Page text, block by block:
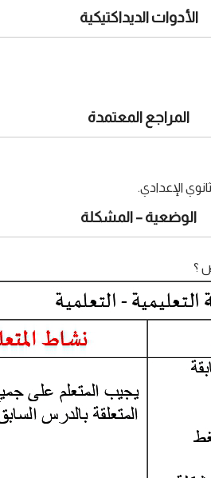
الأدوات الديداكتيكية
المراجع المعتمدة
الإعدادي.
الوضعية – المشكلة
؟